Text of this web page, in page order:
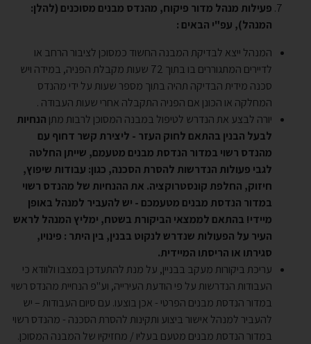
פעילות מנהל מדור פיקוח, מהנדס מבנים מסוכנים (להלן:
המנהל), עפ"י הבאים :
המנהל ייצא לבדיקת המבנה החשוד כמסוכן לציבור הרחב או
לדיירים המתגוררים בו בתוך 72 שעות מקבלת הפניה, במידה ויש
סכנה מידית הבדיקה תהיה בתוך מספר שעות על ידי מהנדס
המחלקה או הכונן אם הפניה התקבלה אחרי שעות העבודה .
יורה לבצע את הנדרש לטיפול במבנה המסוכן לרבות מתן הנחיות
לבעל הבנין בהתאם לחוק העזר - ליצירת קשר דחוף עם
מהנדס רשוי במדור הנדסת מבנים מטעמם, שייתן החלטה
לגבי פעולות הנדרשות להסרת הסכנה, כגון: עבודות שיפוץ,
חיזוק, החלפת קונסטרוקציה. את ההנחיות של מהנדס רשוי
במדור הנדסת מבנים מטעמכם - יש להעביר למנהל באופן
מיידי! בהתאם לממצאי הביקורת בשטח, ימליץ המנהל לראש
העיר על הפעולות שנדרש לנקוט בבנין, בין היתר : פינויו,
סגירתו או הריסתו המיידית.
עריכת ביקורות מעקב בבניין, על מנת להתעדכן במצבו ולוודא כי
העבודות הנדרשות על פי הודעת העירייה, וע"פ הנחיית מהנדס רשוי
במדור הנדסת מבנים הפרטי - אכן בוצעו. עם סיום העבודות – יש
להעביר למנהל אישור ביצוע ותקינות להסרת הסכנה - מהנדס רשוי
במדור הנדסת מבנים מטעם בעליו / מחזיקיו של המבנה המסוכן.